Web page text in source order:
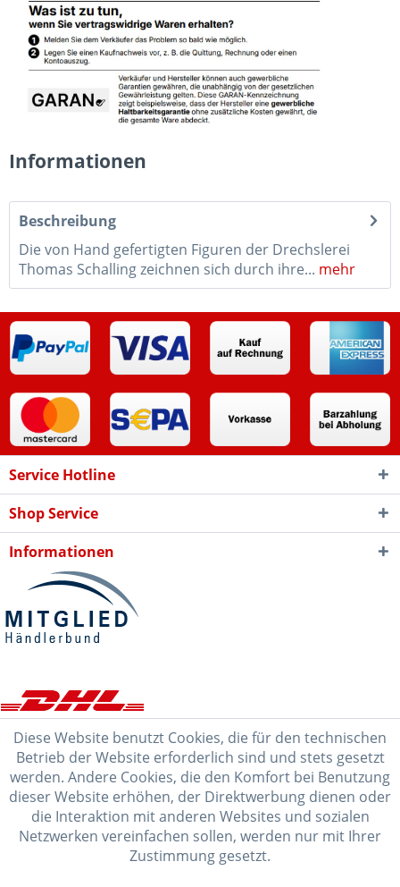
Informationen
Beschreibung
Die von Hand gefertigten Figuren der Drechslerei
Thomas Schalling zeichnen sich durch ihre... mehr
Service Hotline
Shop Service
Informationen
Diese Website benutzt Cookies, die für den technischen
Betrieb der Website erforderlich sind und stets gesetzt
werden. Andere Cookies, die den Komfort bei Benutzung
dieser Website erhöhen, der Direktwerbung dienen oder
die Interaktion mit anderen Websites und sozialen
Netzwerken vereinfachen sollen, werden nur mit Ihrer
Zustimmung gesetzt.